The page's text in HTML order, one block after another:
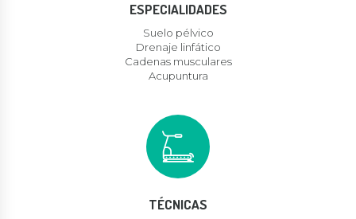
ESPECIALIDADES
Suelo pélvico
Drenaje linfático
Cadenas musculares
Acupuntura
TÉCNICAS